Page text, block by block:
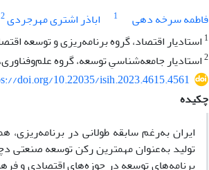
فاطمه سرخه دهی
1 اباذر اشتری مهرجردی2
1 استادیار اقتصاد، گروه برنامه‌ریزی و توسعه
2استادیار جامعه‌شناسیِ توسعه، گروه
doi.org/10.22035/isih.2023.4615.4561
چکیده
ایران به‌رغم سابقه طولانی در
تولید به‌عنوان مهمترین رکن توسعه
برنامه‌‌‌های توسعه در حوزه‌های اقتصادی و